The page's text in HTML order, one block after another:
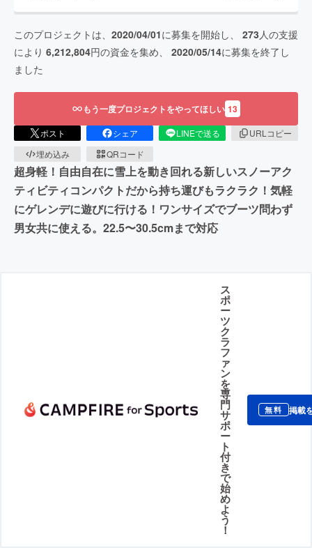
このプロジェクトは、 2020/04/01に募集を開始し、 273 人の支援
により 6,212,804円の資金を集め、 2020/05/14に募集を終了し
ました
もう一度プロジェクトをやってほしい 13
ポスト シェア LINEで送る
URLコピー
埋め込み
QRコード
超身軽！自由自在に雪上を動き回れる新しいスノーアク
ティビティコンパクトだから持ち運びもラクラク！気軽
にゲレンデに遊びに行ける！ワンサイズでブーツ問わず
男女共に使える。22.5〜30.5cmまで対応
ス
ポ
ー
ツ
ク
ラ
フ
ァ
ン
を
専
門
サ
ポ
ー
ト
付
き
で
始
め
よ
う
！
無料 掲載